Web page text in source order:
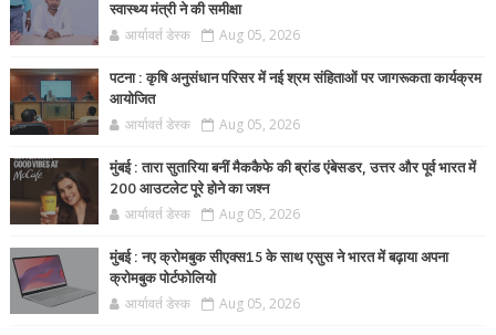
स्वास्थ्य मंत्री ने की समीक्षा
आर्यावर्त डेस्क Aug 05, 2026
पटना : कृषि अनुसंधान परिसर में नई श्रम संहिताओं पर जागरूकता कार्यक्रम
आयोजित
आर्यावर्त डेस्क Aug 05, 2026
मुंबई : तारा सुतारिया बनीं मैककैफे की ब्रांड एंबेसडर, उत्तर और पूर्व भारत में
200 आउटलेट पूरे होने का जश्न
आर्यावर्त डेस्क Aug 05, 2026
मुंबई : नए क्रोमबुक सीएक्स15 के साथ एसुस ने भारत में बढ़ाया अपना
क्रोमबुक पोर्टफोलियो
आर्यावर्त डेस्क Aug 05, 2026